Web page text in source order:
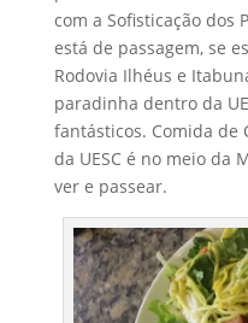
com a Sofisticação dos
está de passagem, se
Rodovia Ilhéus e
paradinha dentro da
fantásticos. Comida de
da UESC é no meio da
ver e passear.